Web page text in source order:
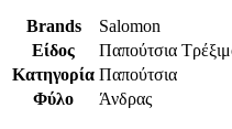
Brands
Salomon
Είδος
Παπούτσια
Κατηγορία Παπούτσια
Φύλο
Άνδρας